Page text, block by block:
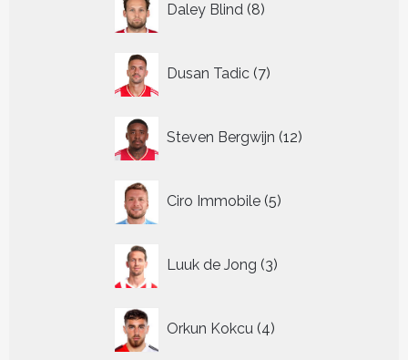
Daley Blind 8
producten
Dusan Tadic 7
producten
Steven Bergwijn 12
producten
Ciro Immobile 5
producten
Luuk de Jong 3
producten
Orkun Kokcu 4
producten